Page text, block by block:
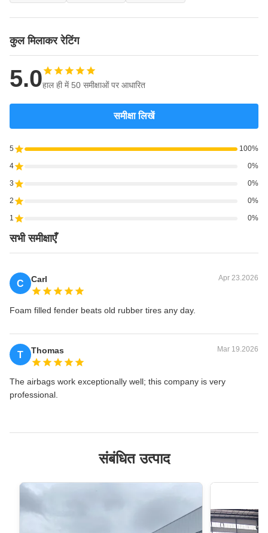
कुल मिलाकर रेटिंग
5.0हाल ही में 50 समीक्षाओं पर आधारित
समीक्षा लिखें
5 100%
4 0%
3 0%
2 0%
1 0%
सभी समीक्षाएँ
C Carl Apr 23.2026
Foam filled fender beats old rubber tires any day.
T Thomas Mar 19.2026
The airbags work exceptionally well; this company is very
professional.
संबंधित उत्पाद